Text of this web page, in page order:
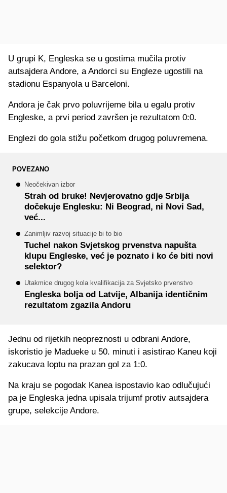
U grupi K, Engleska se u gostima mučila protiv
autsajdera Andore, a Andorci su Engleze ugostili na
stadionu Espanyola u Barceloni.
Andora je čak prvo poluvrijeme bila u egalu protiv
Engleske, a prvi period završen je rezultatom 0:0.
Englezi do gola stižu početkom drugog poluvremena.
POVEZANO
Neočekivan izbor
Strah od bruke! Nevjerovatno gdje Srbija
dočekuje Englesku: Ni Beograd, ni Novi Sad,
već...
Zanimljiv razvoj situacije bi to bio
Tuchel nakon Svjetskog prvenstva napušta
klupu Engleske, već je poznato i ko će biti novi
selektor?
Utakmice drugog kola kvalifikacija za Svjetsko prvenstvo
Engleska bolja od Latvije, Albanija identičnim
rezultatom zgazila Andoru
Jednu od rijetkih neopreznosti u odbrani Andore,
iskoristio je Madueke u 50. minuti i asistirao Kaneu koji
zakucava loptu na prazan gol za 1:0.
Na kraju se pogodak Kanea ispostavio kao odlučujući
pa je Engleska jedna upisala trijumf protiv autsajdera
grupe, selekcije Andore.